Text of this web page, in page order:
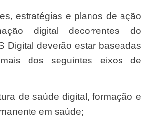
digital decorrentes do
Digital deverão estar baseadas
dos seguintes eixos de
em saúde;